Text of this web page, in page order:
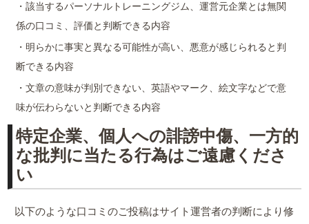
・該当するパーソナルトレーニングジム、運営元企業とは無関
係の口コミ、評価と判断できる内容
・明らかに事実と異なる可能性が高い、悪意が感じられると判
断できる内容
・文章の意味が判別できない、英語やマーク、絵文字などで意
味が伝わらないと判断できる内容
特定企業、個人への誹謗中傷、一方的
な批判に当たる行為はご遠慮くださ
い
以下のような口コミのご投稿はサイト運営者の判断により修